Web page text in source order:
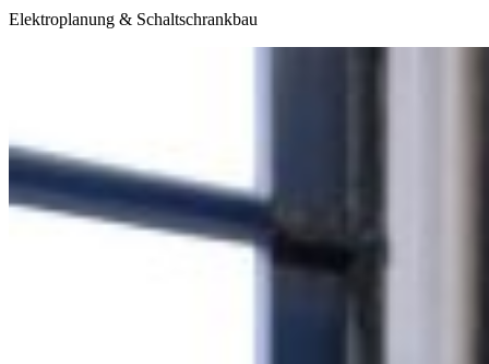
Elektroplanung & Schaltschrankbau